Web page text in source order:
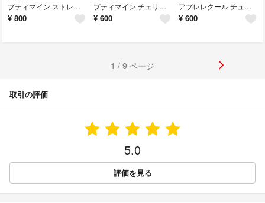
プティマイン ストレートパンツ ホワイト110cm
¥ 800
プティマイン チェリー刺繍ショートパンツ ブラック 120cm
¥ 600
アプレレクール チューリップパンツ 120cm
¥ 600
1 / 9 ページ
取引の評価
5.0
評価を見る